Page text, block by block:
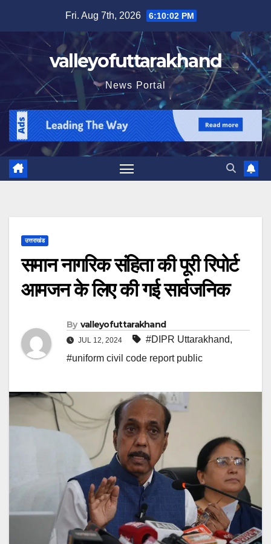
content
Fri. Aug 7th, 2026 6:10:04 PM
valleyofuttarakhand
News Portal
उत्तराखंड
समान नागरिक संहिता की पूरी रिपोर्ट
आमजन के लिए की गई सार्वजनिक
By valleyofuttarakhand
JUL 12, 2024 #DIPR Uttarakhand,
#uniform civil code report public